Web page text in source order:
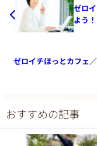
ゼロ
よう！
ゼロイチほっとカフェ
おすすめの記事